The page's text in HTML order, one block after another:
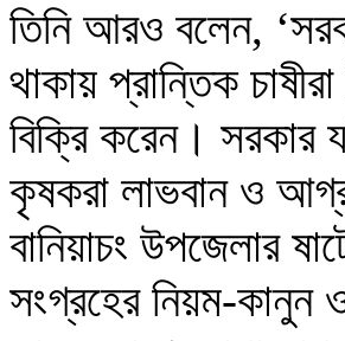
তিনি আরও বলেন,
থাকায় প্রান্তিক
বিক্রি করেন। সরকার
কৃষকরা লাভবান ও
বানিয়াচং উপজেলার
সংগ্রহের নিয়ম-কানুন